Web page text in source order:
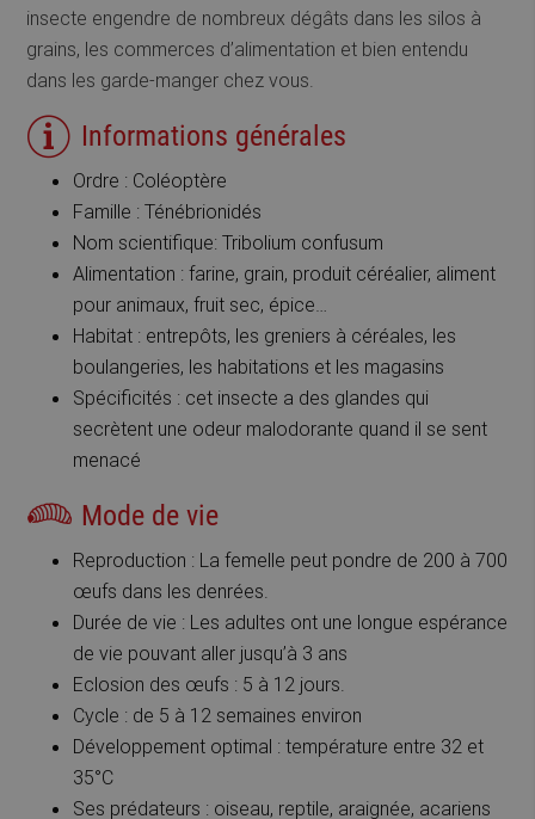
insecte engendre de nombreux dégâts dans les silos à
grains, les commerces d’alimentation et bien entendu
dans les garde-manger chez vous.
Informations générales
Ordre : Coléoptère
Famille : Ténébrionidés
Nom scientifique: Tribolium confusum
Alimentation : farine, grain, produit céréalier, aliment
pour animaux, fruit sec, épice…
Habitat : entrepôts, les greniers à céréales, les
boulangeries, les habitations et les magasins
Spécificités : cet insecte a des glandes qui
secrètent une odeur malodorante quand il se sent
menacé
Mode de vie
Reproduction : La femelle peut pondre de 200 à 700
œufs dans les denrées.
Durée de vie : Les adultes ont une longue espérance
de vie pouvant aller jusqu’à 3 ans
Eclosion des œufs : 5 à 12 jours.
Cycle : de 5 à 12 semaines environ
Développement optimal : température entre 32 et
35°C
Ses prédateurs : oiseau, reptile, araignée, acariens